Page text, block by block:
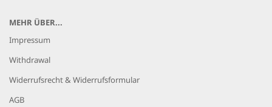
MEHR ÜBER...
Impressum
Withdrawal
Widerrufsrecht & Widerrufsformular
AGB